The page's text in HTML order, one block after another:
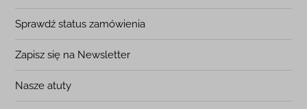
Sprawdź status zamówienia
Zapisz się na Newsletter
Nasze atuty